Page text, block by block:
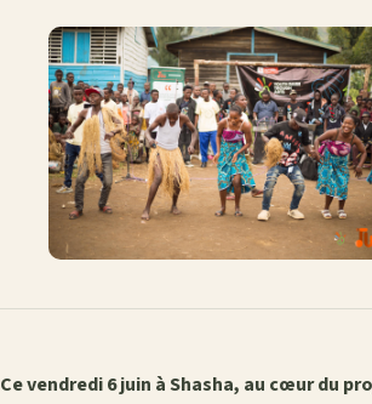
Facebook
X
WhatsAppLinkedIn
e-
mail
Ce vendredi 6 juin à Shasha, au cœur du